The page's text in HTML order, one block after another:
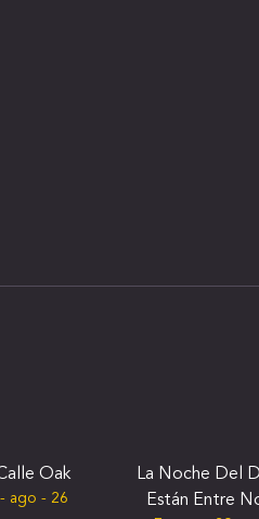
Oak
ago - 26
La Noche Del
Están Entre